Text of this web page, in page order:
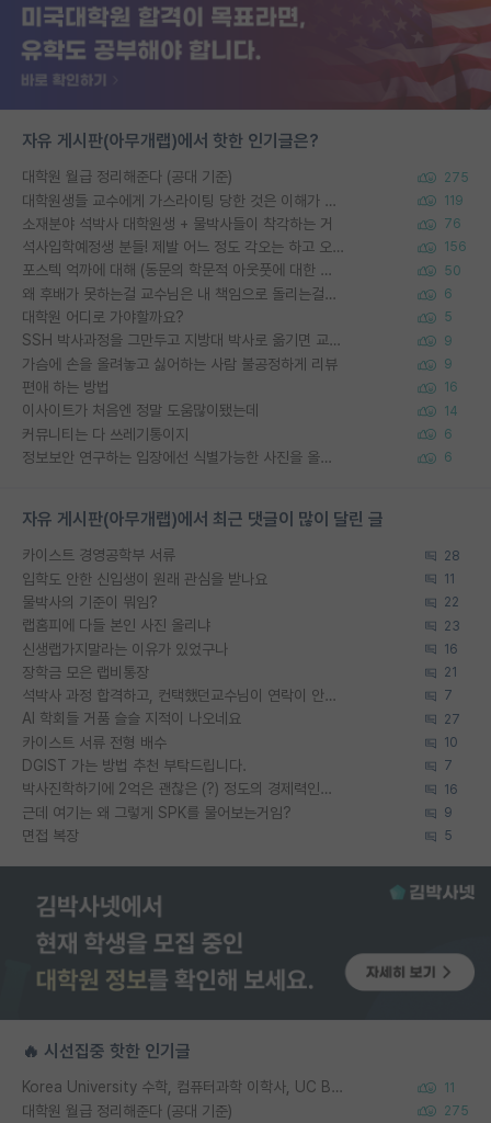
자유 게시판(아무개랩)에서 핫한 인기글은?
대학원 월급 정리해준다 (공대 기준) 275
대학원생들 교수에게 가스라이팅 당한 것은 이해가 갑니다. 안타깝네요. 119
소재분야 석박사 대학원생 + 물박사들이 착각하는 거 76
석사입학예정생 분들! 제발 어느 정도 각오는 하고 오세요. 156
포스텍 억까에 대해 (동문의 학문적 아웃풋에 대한 반박) 50
왜 후배가 못하는걸 교수님은 내 책임으로 돌리는걸까요? 6
대학원 어디로 가야할까요? 5
SSH 박사과정을 그만두고 지방대 박사로 옮기면 교수의 꿈은 끝일까요? 9
가슴에 손을 올려놓고 싫어하는 사람 불공정하게 리뷰 9
편애 하는 방법 16
이사이트가 처음엔 정말 도움많이됐는데 14
커뮤니티는 다 쓰레기통이지 6
정보보안 연구하는 입장에선 식별가능한 사진을 올리는건 비추이긴함 6
자유 게시판(아무개랩)에서 최근 댓글이 많이 달린 글
카이스트 경영공학부 서류 28
입학도 안한 신입생이 원래 관심을 받나요 11
물박사의 기준이 뭐임? 22
랩홈피에 다들 본인 사진 올리냐 23
신생랩가지말라는 이유가 있었구나 16
장학금 모은 랩비통장 21
석박사 과정 합격하고, 컨택했던교수님이 연락이 안됩니다... 7
AI 학회들 거품 슬슬 지적이 나오네요 27
카이스트 서류 전형 배수 10
DGIST 가는 방법 추천 부탁드립니다. 7
박사진학하기에 2억은 괜찮은 (?) 정도의 경제력인가요 16
근데 여기는 왜 그렇게 SPK를 물어보는거임? 9
면접 복장 5
🔥 시선집중 핫한 인기글
Korea University 수학, 컴퓨터과학 이학사, UC Berkeley 산업공학 대학원 공학박사가 되는 것은 쉽지 않겠죠? 11
대학원 월급 정리해준다 (공대 기준) 275